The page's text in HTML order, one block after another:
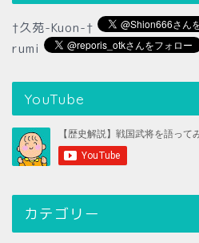
†久苑-Kuon-†
rumi
YouTube
カテゴリー